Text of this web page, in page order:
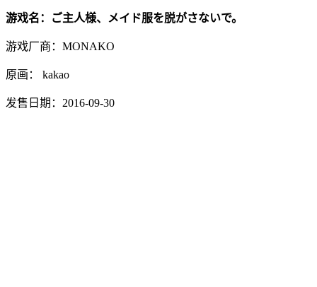
游戏名：ご主人様、メイド服を脱がさないで。
游戏厂商：MONAKO
原画： kakao
发售日期：2016-09-30